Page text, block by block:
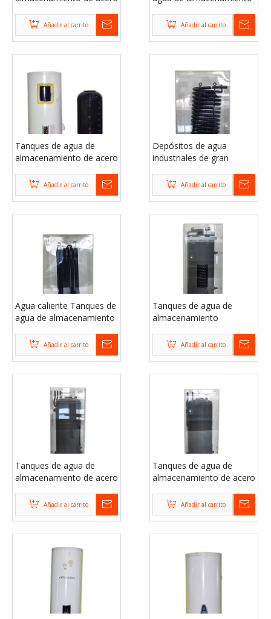
residencialAñadir al carrito Añadir al carrito
Tanques de agua de
almacenamiento de acero
calienteAñadir al carrito
Depósitos de agua
industriales de gran
almacenamiento de acero
inoxidable
Añadir al carrito
Agua caliente Tanques de
agua de almacenamiento
hogaresAñadir al carrito
Tanques de agua de
almacenamiento
inoxidable flexible
Añadir al carrito
Tanques de agua de
almacenamiento de acero
suelo
Añadir al carrito
Tanques de agua de
almacenamiento de acero
capacidad para hogares
Añadir al carrito